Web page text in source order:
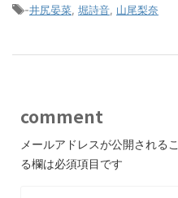
-井尻晏菜 堀詩音 山尾梨奈
comment
メールアドレスが公開される
る欄は必須項目です